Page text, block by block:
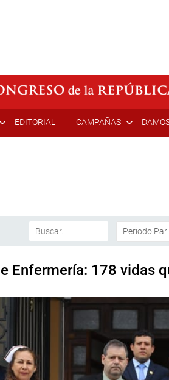
EDITORIAL CAMPAÑAS
Enfermería: 178 vidas